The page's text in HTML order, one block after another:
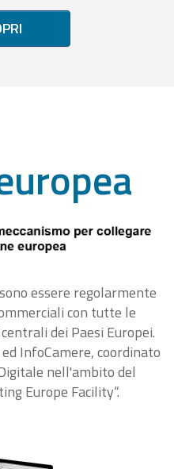
essere regolarmente
con tutte le
dei Paesi Europei.
InfoCamere, coordinato
nell'ambito del
Europe Facility“.